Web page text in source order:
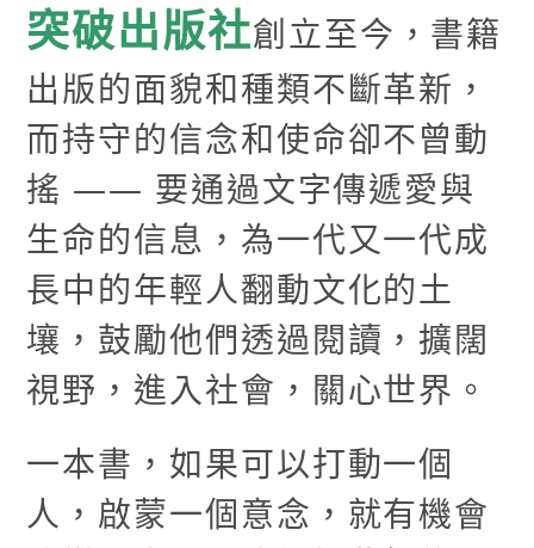
突破出版社創立至今，書籍
出版的面貌和種類不斷革新，
而持守的信念和使命卻不曾動
搖 —— 要通過文字傳遞愛與
生命的信息，為一代又一代成
長中的年輕人翻動文化的土
壤，鼓勵他們透過閱讀，擴闊
視野，進入社會，關心世界。
一本書，如果可以打動一個
人，啟蒙一個意念，就有機會